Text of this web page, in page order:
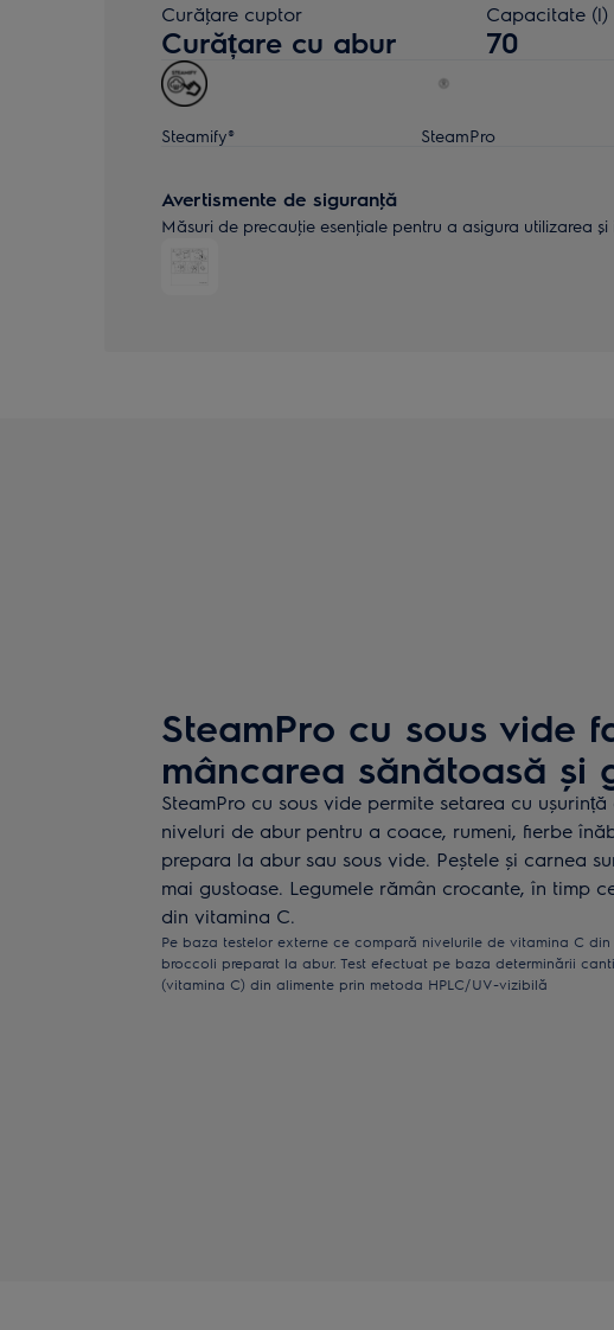
Curăţare cuptor
Curățare cu abur
Capacitate (l)
70
Steamify® SteamPro
Avertismente de siguranţă
Măsuri de precauţie esenţiale pentru a asigura utilizarea și
SteamPro cu sous vide
mâncarea sănătoasă și
SteamPro cu sous vide permite setarea cu
niveluri de abur pentru a coace, rumeni, fierbe
prepara la abur sau sous vide. Peștele și carnea
mai gustoase. Legumele rămân crocante, în timp
din vitamina C.
Pe baza testelor externe ce compară nivelurile de vitamina C
broccoli preparat la abur. Test efectuat pe baza determinării
(vitamina C) din alimente prin metoda HPLC/UV-vizibilă